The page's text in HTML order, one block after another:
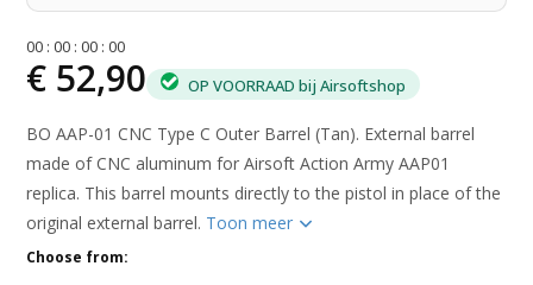
00 :00 :00 :00
€ 52,90 OP VOORRAAD bij Airsoftshop
BO AAP-01 CNC Type C Outer Barrel (Tan). External barrel
made of CNC aluminum for Airsoft Action Army AAP01
replica. This barrel mounts directly to the pistol in place of the
original external barrel. Toon meer
Choose from: